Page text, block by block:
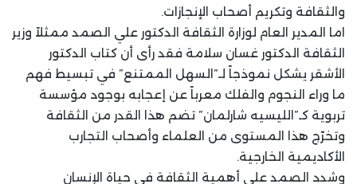
والثقافة وتكريم أصحاب الإنجازات.
اما المدير العام لوزارة الثقافة الدكتور علي الصمد ممثلاً وزير
الثقافة الدكتور غسان سلامة فقد رأى أن كتاب الدكتور
الأشقر يشكل نموذجاً لـ”السهل الممتنع” في تبسيط فهم
ما وراء النجوم والفلك معرباً عن إعجابه بوجود مؤسسة
تربوية كـ”الليسيه شارلمان” تضم هذا القدر من الثقافة
وتخرّج هذا المستوى من العلماء وأصحاب التجارب
الأكاديمية الخارجية.
وشدد الصمد على أهمية الثقافة في حياة الإنسان